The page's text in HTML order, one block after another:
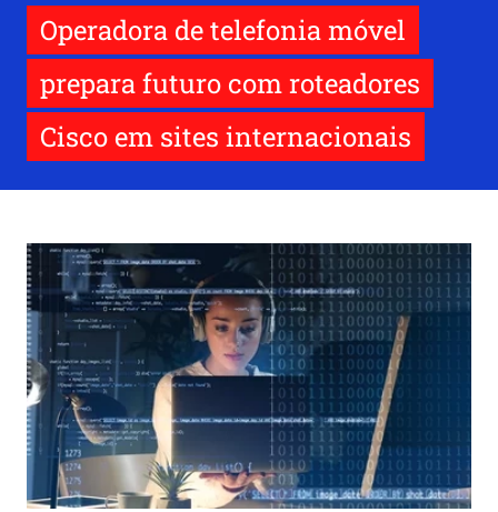
Operadora de telefonia móvel
prepara futuro com roteadores
Cisco em sites internacionais